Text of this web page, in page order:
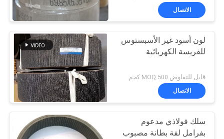
الاتصال
لون أسود غير الأسبستوس
للفريسة الكهربائية
قابل للتفاوض MOQ:500 كجم
الاتصال
سلك فولاذي مدعوم
بفرامل لفة بطانة مصبوب